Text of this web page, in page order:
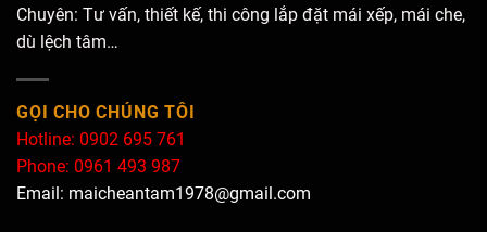
Chuyên: Tư vấn, thiết kế, thi công lắp đặt mái xếp, mái che,
dù lệch tâm…
GỌI CHO CHÚNG TÔI
Hotline: 0902 695 761
Phone: 0961 493 987
Email: maicheantam1978@gmail.com